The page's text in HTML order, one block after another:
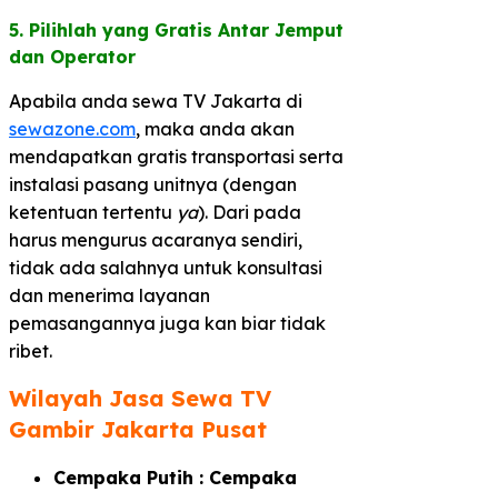
5. Pilihlah yang Gratis Antar Jemput
dan Operator​
Apabila anda sewa TV Jakarta di
sewazone.com, maka anda akan
mendapatkan gratis transportasi serta
instalasi pasang unitnya (dengan
ketentuan tertentu ya). Dari pada
harus mengurus acaranya sendiri,
tidak ada salahnya untuk konsultasi
dan menerima layanan
pemasangannya juga kan biar tidak
ribet.
Wilayah Jasa Sewa TV
Gambir Jakarta Pusat
Cempaka Putih : Cempaka